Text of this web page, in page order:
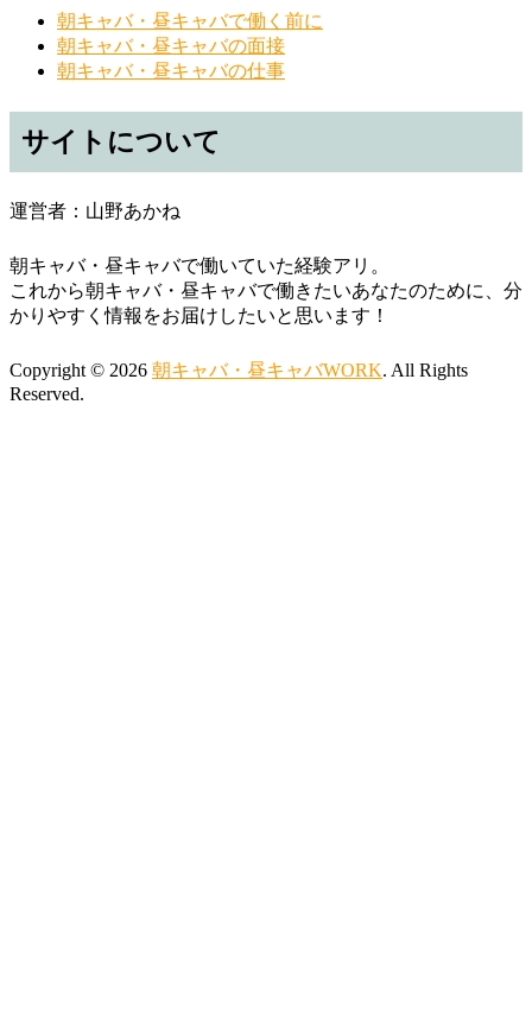
朝キャバ・昼キャバで働く前に
朝キャバ・昼キャバの面接
朝キャバ・昼キャバの仕事
サイトについて
運営者：山野あかね
朝キャバ・昼キャバで働いていた経験アリ。
これから朝キャバ・昼キャバで働きたいあなたのために、分
かりやすく情報をお届けしたいと思います！
Copyright © 2026 朝キャバ・昼キャバWORK. All Rights
Reserved.